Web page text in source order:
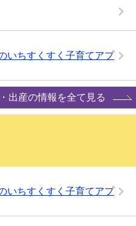
いちすくすく子育てアプ
出産の情報を全て見る
いちすくすく子育てアプ